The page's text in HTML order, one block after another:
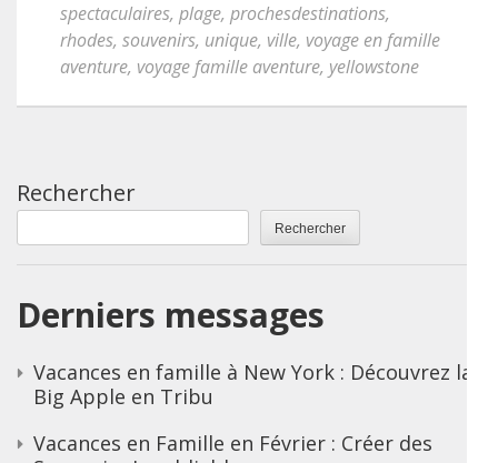
spectaculaires, plage, prochesdestinations,
rhodes, souvenirs, unique, ville, voyage en famille
aventure, voyage famille aventure, yellowstone
Rechercher
Rechercher
Derniers messages
Vacances en famille à New York : Découvrez la
Big Apple en Tribu
Vacances en Famille en Février : Créer des